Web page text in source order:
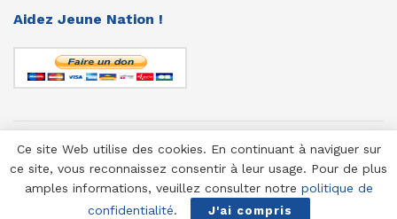
Aidez Jeune Nation !
© 1958-2025 Jeune Nation
Ce site Web utilise des cookies. En continuant à naviguer sur
ce site, vous reconnaissez consentir à leur usage. Pour de plus
amples informations, veuillez consulter notre politique de
confidentialité. J'ai compris